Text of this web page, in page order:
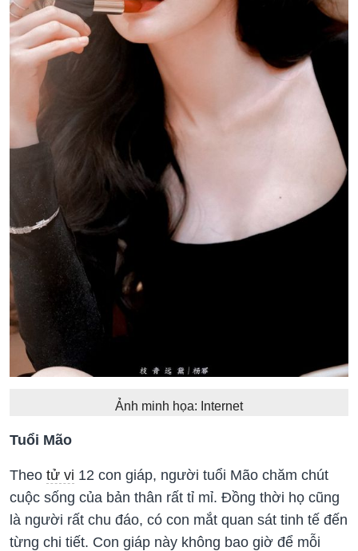
Ảnh minh họa: Internet
Tuổi Mão
Theo tử vi 12 con giáp, người tuổi Mão chăm chút
cuộc sống của bản thân rất tỉ mỉ. Đồng thời họ cũng
là người rất chu đáo, có con mắt quan sát tinh tế đến
từng chi tiết. Con giáp này không bao giờ để mỗi